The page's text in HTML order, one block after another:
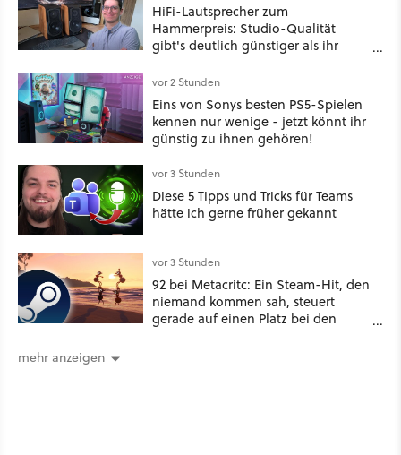
HiFi-Lautsprecher zum
Hammerpreis: Studio-Qualität
gibt's deutlich günstiger als ihr
vor 2 Stunden
Eins von Sonys besten PS5-Spielen
kennen nur wenige - jetzt könnt ihr
günstig zu ihnen gehören!
vor 3 Stunden
Diese 5 Tipps und Tricks für Teams
hätte ich gerne früher gekannt
vor 3 Stunden
92 bei Metacritc: Ein Steam-Hit, den
niemand kommen sah, steuert
gerade auf einen Platz bei den
mehr anzeigen